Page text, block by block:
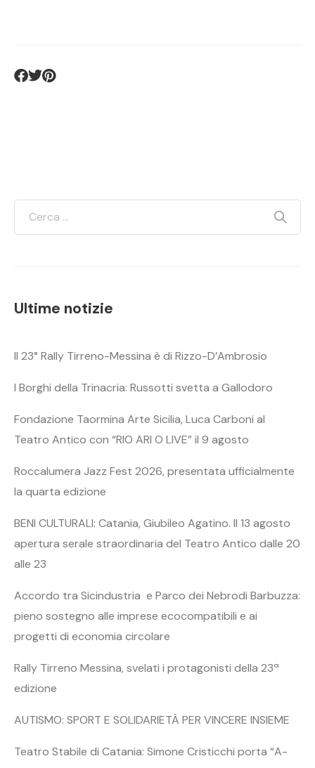
Ultime notizie
Il 23° Rally Tirreno-Messina è di Rizzo-D’Ambrosio
I Borghi della Trinacria: Russotti svetta a Gallodoro
Fondazione Taormina Arte Sicilia, Luca Carboni al
Teatro Antico con “RIO ARI O LIVE” il 9 agosto
Roccalumera Jazz Fest 2026, presentata ufficialmente
la quarta edizione
BENI CULTURALI: Catania, Giubileo Agatino. Il 13 agosto
apertura serale straordinaria del Teatro Antico dalle 20
alle 23
Accordo tra Sicindustria e Parco dei Nebrodi Barbuzza:
pieno sostegno alle imprese ecocompatibili e ai
progetti di economia circolare
Rally Tirreno Messina, svelati i protagonisti della 23ª
edizione
AUTISMO: SPORT E SOLIDARIETÀ PER VINCERE INSIEME
Teatro Stabile di Catania: Simone Cristicchi porta “A-